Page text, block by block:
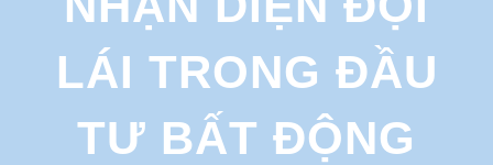
h
LÁI TRONG ĐẦU
TƯ BẤT ĐỘNG